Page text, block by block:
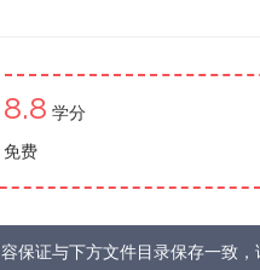
8.8 学分
免费
保证与下方文件目录保存一致，